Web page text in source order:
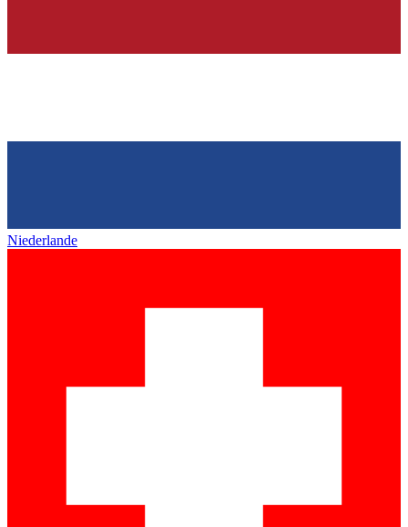
Niederlande